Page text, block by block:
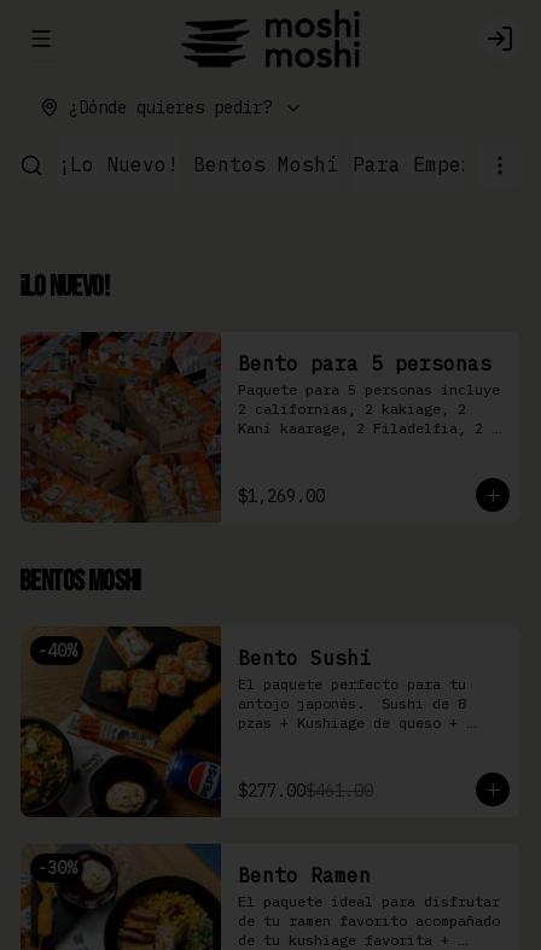
Abrir menu de navegación
¿Dónde quieres pedir?
¡Lo Nuevo! Bentos Moshi Para Empezar
¡Lo Nuevo!
Bento para 5 personas
Paquete para 5 personas incluye
2 californias, 2 kakiage, 2
Kani kaarage, 2 Filadelfia, 2
$1,269.00
Bentos Moshi
-40% Bento Sushi
El paquete perfecto para tu
antojo japonés.  Sushi de 8
pzas + Kushiage de queso +
$277.00$461.00
-30% Bento Ramen
El paquete ideal para disfrutar
de tu ramen favorito acompañado
de tu kushiage favorita +